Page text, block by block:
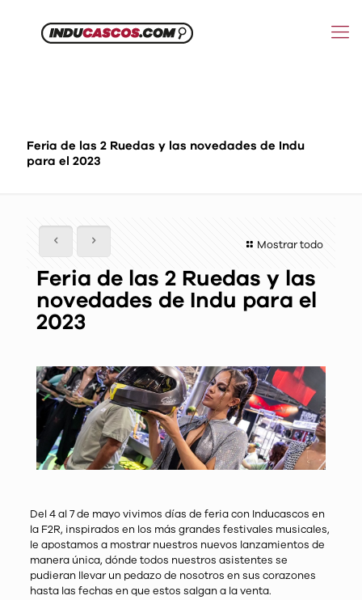
Feria de las 2 Ruedas y las novedades de Indu
para el 2023
Mostrar todo
Feria de las 2 Ruedas y las
novedades de Indu para el
2023
Del 4 al 7 de mayo vivimos días de feria con Inducascos en
la F2R, inspirados en los más grandes festivales musicales,
le apostamos a mostrar nuestros nuevos lanzamientos de
manera única, dónde todos nuestros asistentes se
pudieran llevar un pedazo de nosotros en sus corazones
hasta las fechas en que estos salgan a la venta.